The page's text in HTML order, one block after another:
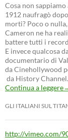
Cosa non
1912 naufragò
morti? Poco o
Cameron ne ha
battere tutti i
E invece qualcosa
documentario di
da Cinehollywood
da History Channel.
Continua a leggere
GLI ITALIANI SUL
http://vimeo.com/